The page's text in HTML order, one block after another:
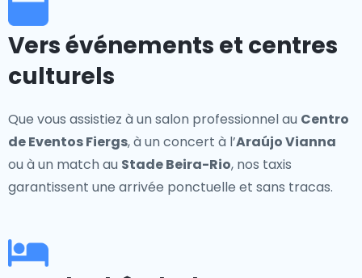
Vers événements et centres
culturels
Que vous assistiez à un salon professionnel au Centro
de Eventos Fiergs, à un concert à l’Araújo Vianna
ou à un match au Stade Beira-Rio, nos taxis
garantissent une arrivée ponctuelle et sans tracas.